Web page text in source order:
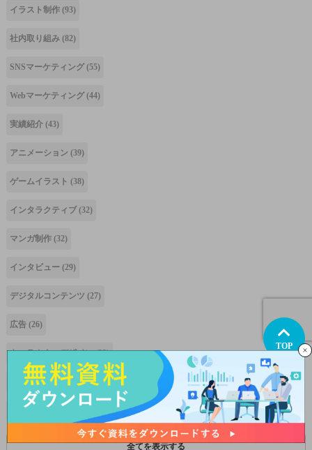
イラスト制作 (93)
社内取り組み (82)
SNSマーケティング(55)
Webマーケティング(44)
実績紹介 (43)
アニメーション (39)
ゲームイラスト (38)
インタラクティブ(32)
マンガ制作 (32)
インタビュー (29)
デジタルコンテンツ (27)
広告 (26)
キャラクターデザイン(23)
採用・インターンシップ(22)
(16)
全てを表示する
TOP